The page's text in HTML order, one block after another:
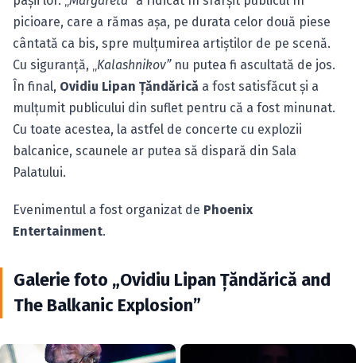
picioare, care a rămas aşa, pe durata celor două piese
cântată ca bis, spre mulţumirea artiştilor de pe scenă.
Cu siguranţă, „ Kalashnikov”nu putea fi ascultată de jos.
În final, Ovidiu Lipan Ţăndărică a fost satisfăcut şi a
mulţumit publicului din suflet pentru că a fost minunat.
Cu toate acestea, la astfel de concerte cu explozii
balcanice, scaunele ar putea să dispară din Sala
Palatului.
Evenimentul a fost organizat de Phoenix
Entertainment.
Galerie foto „Ovidiu Lipan Ţăndărică and
The Balkanic Explosion”